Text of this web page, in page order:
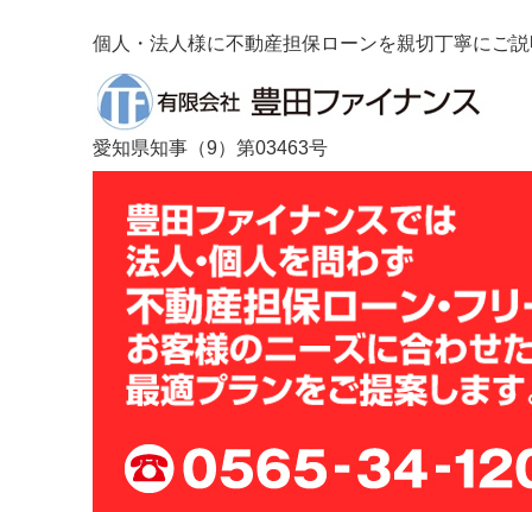
個人・法人様に不動産担保ローンを親切丁寧にご
愛知県知事（9）第03463号